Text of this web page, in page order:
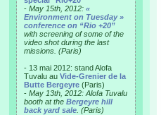
- May 15th, 2012: «
Environment on Tuesday »
conference on “Rio +20”
with screening of some of the
video shot during the last
missions. (Paris)
- 13 mai 2012: stand Alofa
Tuvalu au Vide-Grenier de la
Butte Bergeyre (Paris)
- May 13th, 2012: Alofa Tuvalu
booth at the Bergeyre hill
back yard sale . (Paris)